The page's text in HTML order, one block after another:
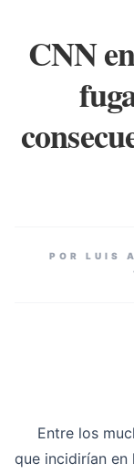
CNN
POR LUIS
Entre los
que incidirían en